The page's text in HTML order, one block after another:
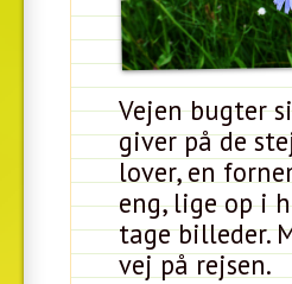
Vejen bugter
giver på de
lover, en
eng, lige op i
tage billeder.
vej på rejsen.